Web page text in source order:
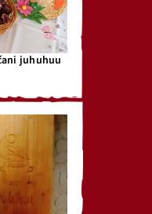
juhuhuu